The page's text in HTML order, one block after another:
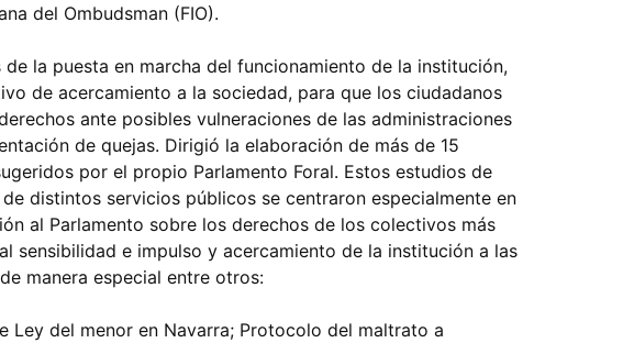
del Ombudsman (FIO).
la puesta en marcha del funcionamiento de la institución,
de acercamiento a la sociedad, para que los ciudadanos
ante posibles vulneraciones de las administraciones
de quejas. Dirigió la elaboración de más de 15
por el propio Parlamento Foral. Estos estudios de
distintos servicios públicos se centraron especialmente en
al Parlamento sobre los derechos de los colectivos más
sensibilidad e impulso y acercamiento de la institución a las
manera especial entre otros:
Ley del menor en Navarra; Protocolo del maltrato a